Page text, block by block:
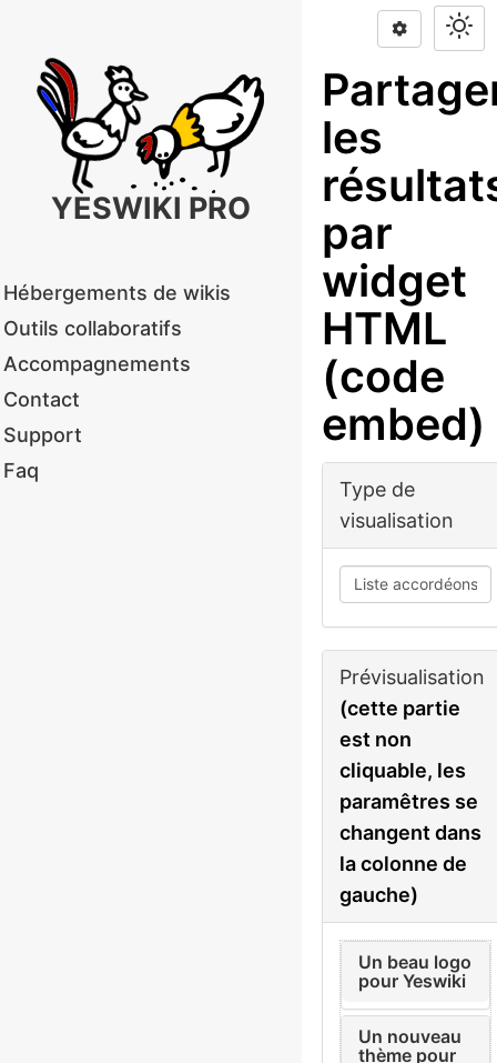
YESWIKI PRO
Hébergements de wikis
Outils collaboratifs
Accompagnements
Contact
Support
Faq
les
par
widget
HTML
(code
embed)
Type de
visualisation
Prévisualisation
(cette partie
est non
cliquable, les
paramêtres se
changent dans
la colonne de
gauche)